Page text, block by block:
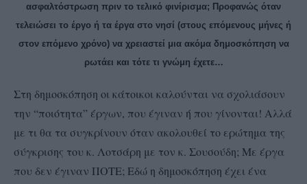
ασφαλτόστρωση πριν το τελικό φινίρισμα; Προφανώς όταν
τελειώσει το έργο ή τα έργα στο νησί (στους επόμενους μήνες ή
στον επόμενο χρόνο) να χρειαστεί μια ακόμα δημοσκόπηση να
ρωτάει και τότε τι γνώμη έχετε…
Στη δημοσκόπηση οι κάτοικοι καλούνται να σχολιάσουν
την “ποιότητα” έργων, που έγιναν ή που γίνονται! Αλλά
με τι θα τα συγκρίνουν όταν ακολουθεί το ερώτημα της
σύγκρισης του κ. Λοτσάρη με τον κ. Σουσούδη; Με έργα
που δεν έγιναν ΠΟΤΕ; Εδώ η δημοσκόπηση έχει ένα